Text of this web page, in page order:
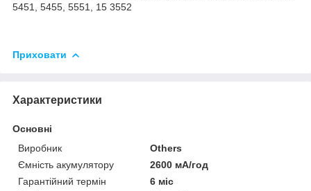
5451, 5455, 5551, 15 3552
Приховати
Характеристики
Основні
Виробник
Others
Ємність акумулятору
2600 мА/год
Гарантійний термін
6 міс